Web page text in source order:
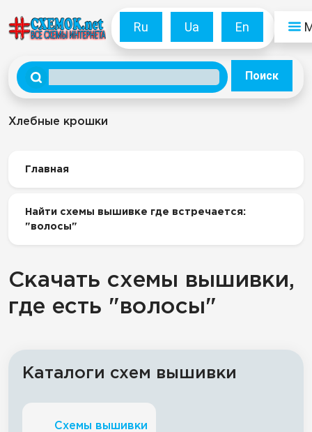
Ru Ua En
Поиск
Хлебные крошки
Главная
Найти схемы вышивке где встречается:
"волосы"
Скачать схемы вышивки,
где есть "волосы"
Каталоги схем вышивки
Схемы вышивки